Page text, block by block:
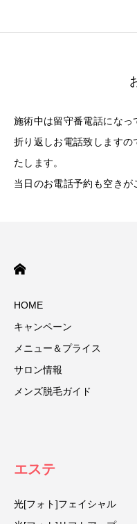
施術中は留守番電話になっ
折り返しお電話致します
たします。
当日のお電話予約も空きが
HOME
キャンペーン
メニュー＆プライス
サロン情報
メンズ脱毛ガイド
エステ
光[フォト]フェイシャル